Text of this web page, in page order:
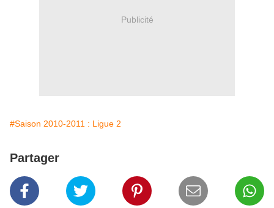
Publicité
#Saison 2010-2011 : Ligue 2
Partager